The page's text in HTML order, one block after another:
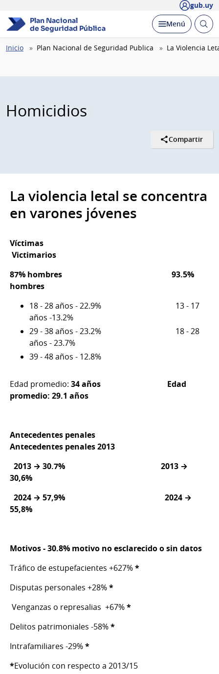
gub.uy
Plan Nacional
de Seguridad Pública
Desplegar
Menú Abrir
Ruta
Inicio Plan Nacional de Seguridad Publica La Violencia
Homicidios
Compartir
La violencia letal se concentra
en varones jóvenes
Víctimas
Victimarios
87% hombres 93.5%
hombres
18 - 28 años - 22.9% 13 - 17
años -13.2%
29 - 38 años - 23.2% 18 - 28
años - 23.7%
39 - 48 años - 12.8%
Edad promedio: 34 años Edad
promedio: 29.1 años
Antecedentes penales
Antecedentes penales 2013
2013 → 30.7% 2013 →
30,6%
2024 → 57,9%
2024 →
55,8%
Motivos - 30.8% motivo no esclarecido o sin datos
Tráfico de estupefacientes +627%*
Disputas personales +28%*
Venganzas o represalias +67%*
Delitos patrimoniales -58%*
Intrafamiliares -29%*
*Evolución con respecto a 2013/15